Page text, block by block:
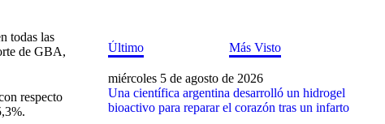
todas las
de GBA,
respecto
Último Más Visto
miércoles 5 de agosto de 2026
Una científica argentina desarrolló un hidrogel
bioactivo para reparar el corazón tras un infarto